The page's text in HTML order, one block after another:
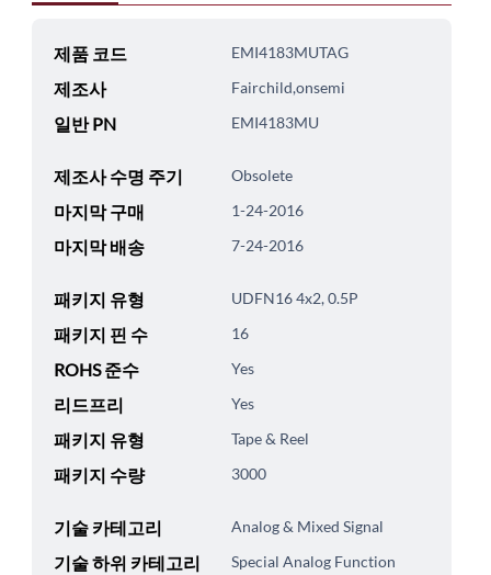
제품 코드 EMI4183MUTAG
제조사 Fairchild,onsemi
일반 PN EMI4183MU
제조사 수명 주기 Obsolete
마지막 구매 1-24-2016
마지막 배송 7-24-2016
패키지 유형 UDFN16 4x2, 0.5P
패키지 핀 수 16
ROHS 준수 Yes
리드프리 Yes
패키지 유형 Tape & Reel
패키지 수량 3000
기술 카테고리 Analog & Mixed Signal
기술 하위 카테고리 Special Analog Function